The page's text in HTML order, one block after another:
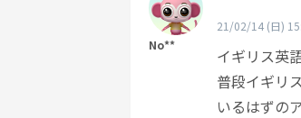
No**
21/02/14 (日)
イギリス英
普段イギリ
いるはずの